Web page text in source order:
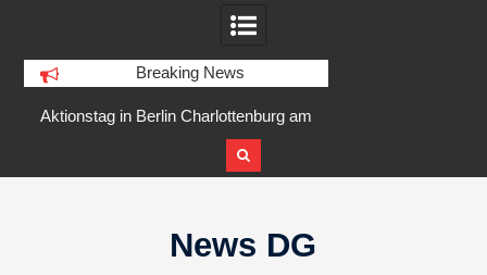
Breaking News
Aktionstag in Berlin Charlottenburg am
5 August 2026 am Goslarer Ufer
News DG